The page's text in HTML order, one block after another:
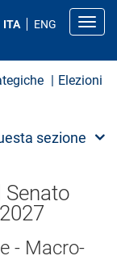
ITA ENG
Elezioni
sezione
Senato
- Macro-